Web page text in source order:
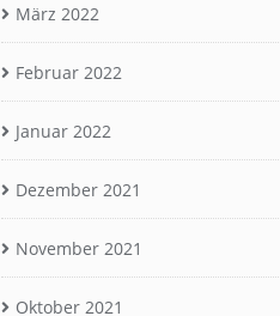
März 2022
Februar 2022
Januar 2022
Dezember 2021
November 2021
Oktober 2021